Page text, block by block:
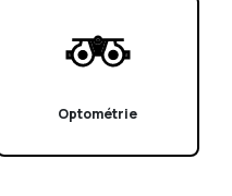
Optométrie